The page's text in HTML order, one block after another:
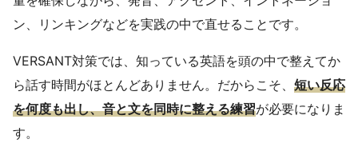
ン、リンキングなどを実践の中で直せることです。
VERSANT対策では、知っている英語を頭の中で整えてか
ら話す時間がほとんどありません。だからこそ、 短い反応
を何度も出し、音と文を同時に整える練習が必要になりま
す。